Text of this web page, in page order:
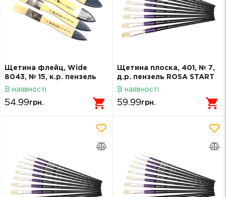
Щетина флейц, Wide
8043, № 15, к.р. пензель
KOLOS
В наявності
54.99 грн.
Щетина плоска, 401, № 7,
д.р. пензель ROSA START
В наявності
59.99 грн.